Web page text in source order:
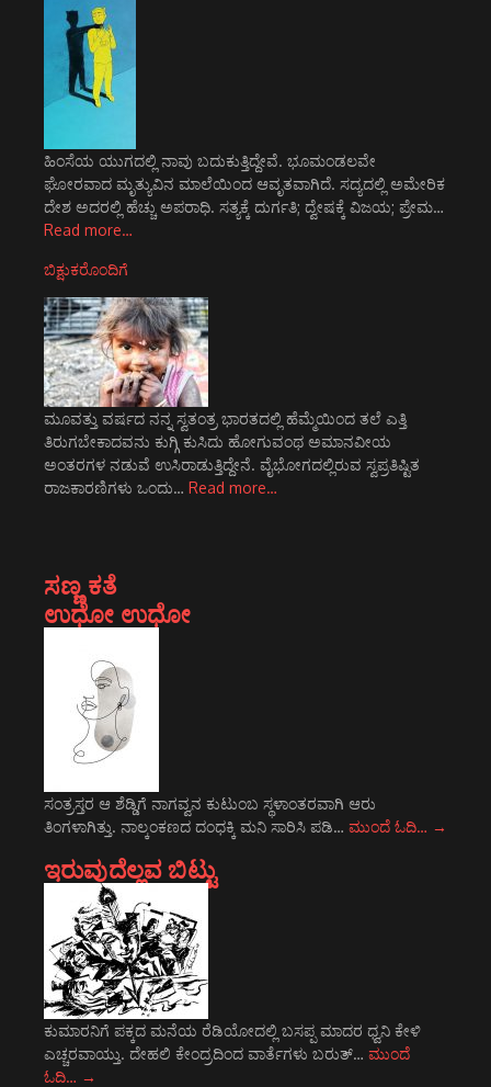
ಹಿಂಸೆಯ ಯುಗದಲ್ಲಿ ನಾವು ಬದುಕುತ್ತಿದ್ದೇವೆ. ಭೂಮಂಡಲವೇ
ಘೋರವಾದ ಮೃತ್ಯುವಿನ ಮಾಲೆಯಿಂದ ಆವೃತವಾಗಿದೆ. ಸದ್ಯದಲ್ಲಿ ಅಮೇರಿಕ
ದೇಶ ಅದರಲ್ಲಿ ಹೆಚ್ಚು ಅಪರಾಧಿ. ಸತ್ಯಕ್ಕೆ ದುರ್ಗತಿ; ದ್ವೇಷಕ್ಕೆ ವಿಜಯ; ಪ್ರೇಮ…
Read more…
ಬಿಕ್ಷುಕರೊಂದಿಗೆ
ಮೂವತ್ತು ವರ್ಷದ ನನ್ನ ಸ್ವತಂತ್ರ ಭಾರತದಲ್ಲಿ ಹೆಮ್ಮೆಯಿಂದ ತಲೆ ಎತ್ತಿ
ತಿರುಗಬೇಕಾದವನು ಕುಗ್ಗಿ ಕುಸಿದು ಹೋಗುವಂಥ ಅಮಾನವೀಯ
ಅಂತರಗಳ ನಡುವೆ ಉಸಿರಾಡುತ್ತಿದ್ದೇನೆ. ವೈಭೋಗದಲ್ಲಿರುವ ಸ್ವಪ್ರತಿಷ್ಟಿತ
ರಾಜಕಾರಣಿಗಳು ಒಂದು… Read more…
ಸಣ್ಣ ಕತೆ
ಉಧೋ ಉಧೋ
ಸಂತ್ರಸ್ತರ ಆ ಶೆಡ್ಡಿಗೆ ನಾಗವ್ವನ ಕುಟುಂಬ ಸ್ಥಳಾಂತರವಾಗಿ ಆರು
ತಿಂಗಳಾಗಿತ್ತು. ನಾಲ್ಕಂಕಣದ ದಂಧಕ್ಕಿ ಮನಿ ಸಾರಿಸಿ ಪಡಿ… ಮುಂದೆ ಓದಿ… →
ಇರುವುದೆಲ್ಲವ ಬಿಟ್ಟು
ಕುಮಾರನಿಗೆ ಪಕ್ಕದ ಮನೆಯ ರೆಡಿಯೋದಲ್ಲಿ ಬಸಪ್ಪ ಮಾದರ ಧ್ವನಿ ಕೇಳಿ
ಎಚ್ಚರವಾಯ್ತು. ದೇಹಲಿ ಕೇಂದ್ರದಿಂದ ವಾರ್ತೆಗಳು ಬರುತ್… ಮುಂದೆ
ಓದಿ… →